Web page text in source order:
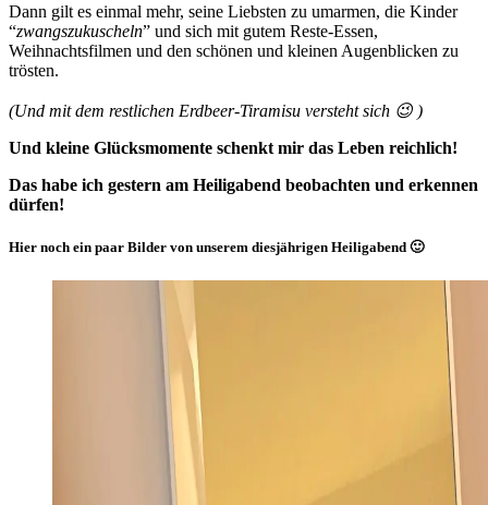
Dann gilt es einmal mehr, seine Liebsten zu umarmen, die Kinder
“zwangszukuscheln” und sich mit gutem Reste-Essen,
Weihnachtsfilmen und den schönen und kleinen Augenblicken zu
trösten.
(Und mit dem restlichen Erdbeer-Tiramisu versteht sich 😉 )
Und kleine Glücksmomente schenkt mir das Leben reichlich!
Das habe ich gestern am Heiligabend beobachten und erkennen
dürfen!
Hier noch ein paar Bilder von unserem diesjährigen Heiligabend 🙂